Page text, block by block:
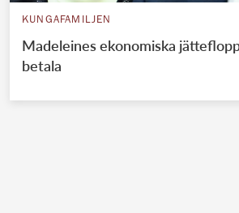
KUNGAFAMILJEN
Madeleines ekonomiska
betala